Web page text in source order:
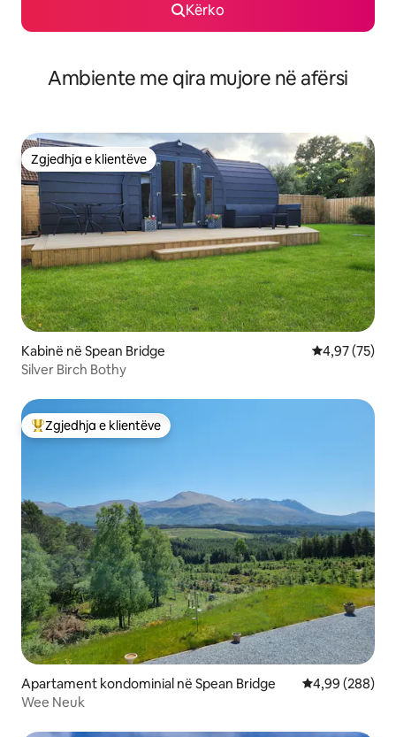
Kërko
Ambiente me qira mujore në afërsi
Zgjedhja e klientëve
Zgjedhja e klientëve
Kabinë në Spean Bridge Vlerësimi
4,97 (75)
Silver Birch Bothy
Më të mirat e zgjedhjeve të klientëve
Zgjedhja e klientëve
Apartament kondominial në Spean Bridge Vlerësimi
4,99 (288)
Wee Neuk